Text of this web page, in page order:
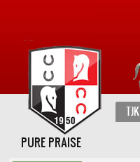
TJK
PURE PRAISE